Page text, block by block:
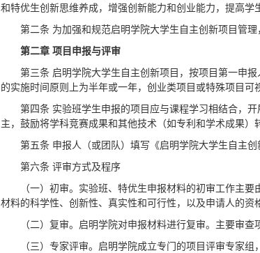
和特优生创新思维养成，增强创新能力和创业能力，提高学
第二条 为加强和规范启明学院大学生自主创新项目管理
第二章 项目申报与评审
第三条 启明学院大学生自主创新项目，按项目第一申
的实施时间原则上为半年或一年，创业类项目或特殊项目
第四条 实验班学生申报的项目应与课程学习相结合，
主，鼓励将学科竞赛成果和其他技术（如专利和学术成果
第五条 申报人（或团队）填写《启明学院大学生自主
第六条 评审方式及程序
（一）初审。实验班、特优生申报材料的初审工作主
材料的科学性、创新性、真实性和可行性，以及申请人的资
（二）复审。启明学院对申报材料进行复审。主要审
（三）专家评审。启明学院成立专门的项目评审专家